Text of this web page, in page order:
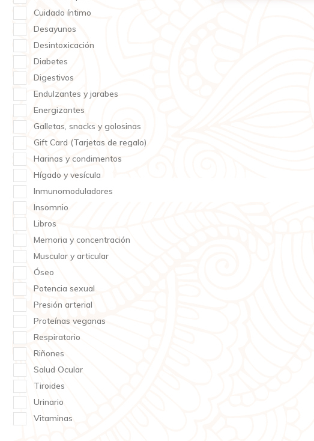
Cuidado íntimo
Desayunos
Desintoxicación
Diabetes
Digestivos
Endulzantes y jarabes
Energizantes
Galletas, snacks y golosinas
Gift Card (Tarjetas de regalo)
Harinas y condimentos
Hígado y vesícula
Inmunomoduladores
Insomnio
Libros
Memoria y concentración
Muscular y articular
Óseo
Potencia sexual
Presión arterial
Proteínas veganas
Respiratorio
Riñones
Salud Ocular
Tiroides
Urinario
Vitaminas